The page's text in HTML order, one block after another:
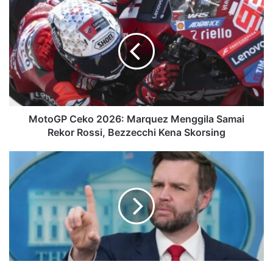
MotoGP Ceko 2026: Marquez Menggila Samai
Rekor Rossi, Bezzecchi Kena Skorsing